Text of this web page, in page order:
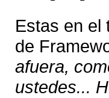
Estas en el
de
afuera,
ustedes...